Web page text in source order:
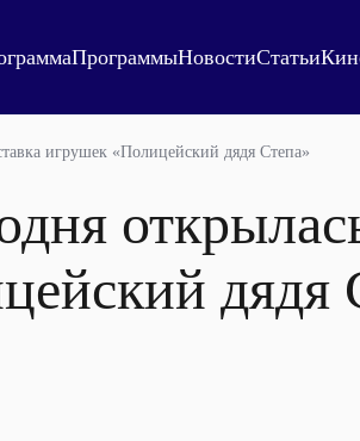
ПрограммыНовостиСтатьи
игрушек «Полицейский дядя Степа»
дядя